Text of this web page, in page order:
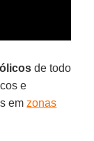
de todo
e
emzonas